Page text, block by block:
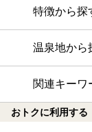
特徴から探
温泉地から
関連キーワ
おトクに利用する